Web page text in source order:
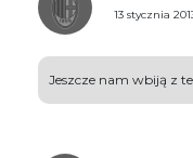
13 stycznia
Jeszcze nam wbiją z